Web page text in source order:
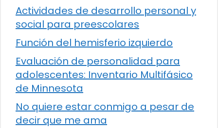
Actividades de desarrollo personal y
social para preescolares
Función del hemisferio izquierdo
Evaluación de personalidad para
adolescentes: Inventario Multifásico
de Minnesota
No quiere estar conmigo a pesar de
decir que me ama